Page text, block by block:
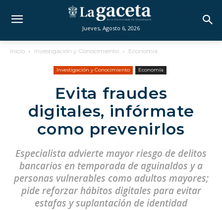
Jueves, Agosto 6, 2026
Inicio Investigación y Conocimiento Economía
Investigación y Conocimiento Economía
Evita fraudes
digitales, infórmate
como prevenirlos
Especialista advierte mayor riesgo de delitos
bancarios en temporada de aguinaldos y a
personas vulnerables como adultos mayores;
pide reforzar hábitos digitales para evitar
estafas y suplantación de identidad